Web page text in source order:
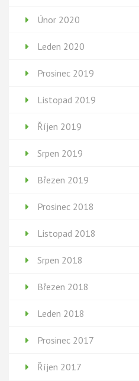
Únor 2020
Leden 2020
Prosinec 2019
Listopad 2019
Říjen 2019
Srpen 2019
Březen 2019
Prosinec 2018
Listopad 2018
Srpen 2018
Březen 2018
Leden 2018
Prosinec 2017
Říjen 2017